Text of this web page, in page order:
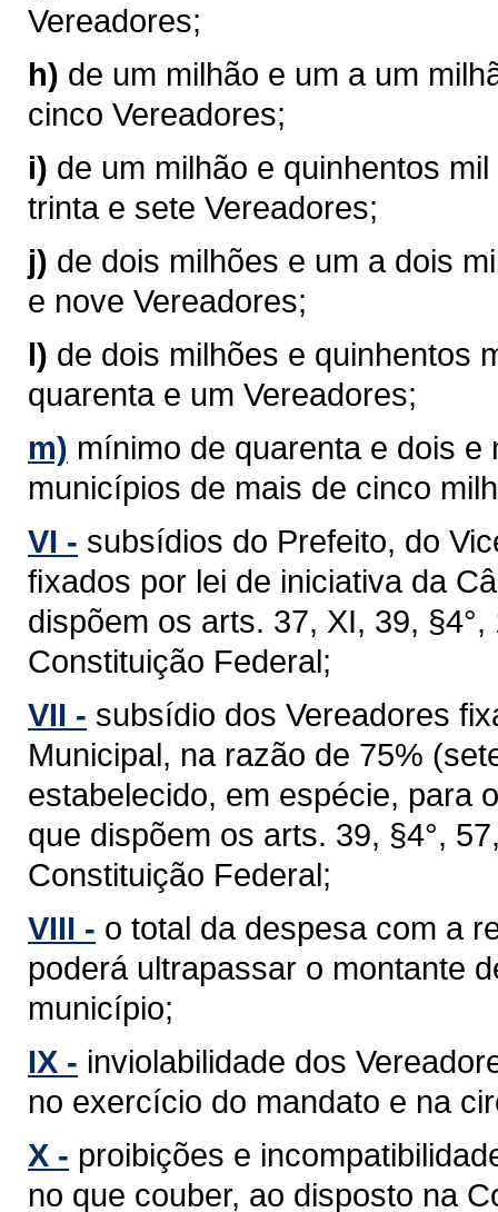
Vereadores;
h) de um milhão e um a um
cinco Vereadores;
i) de um milhão e quinhentos
trinta e sete Vereadores;
j) de dois milhões e um a dois
e nove Vereadores;
l) de dois milhões e quinhentos
quarenta e um Vereadores;
m) mínimo de quarenta e dois
municípios de mais de cinco
VI - subsídios do Prefeito, do
ﬁxados por lei de iniciativa da
dispõem os arts. 37, XI, 39,
Constituição Federal;
VII - subsídio dos Vereadores
Municipal, na razão de 75%
estabelecido, em espécie, para
que dispõem os arts. 39, §4°,
Constituição Federal;
VIII - o total da despesa com a
poderá ultrapassar o montante
município;
IX - inviolabilidade dos
no exercício do mandato e na
X - proibições e
no que couber, ao disposto na